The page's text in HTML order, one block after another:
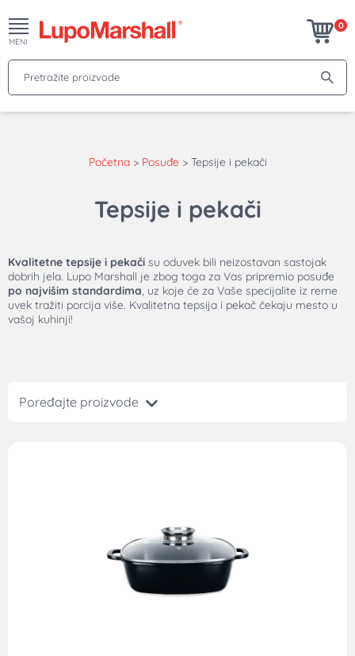
MENI
0
Pretražite proizvode
Početna > Posuđe > Tepsije i pekači
Tepsije i pekači
Kvalitetne tepsije i pekači su oduvek bili neizostavan sastojak
dobrih jela. Lupo Marshall je zbog toga za Vas pripremio posuđe
po najvišim standardima, uz koje će za Vaše specijalite iz rerne
uvek tražiti porcija više. Kvalitetna tepsija i pekač čekaju mesto u
vašoj kuhinji!
Poređajte proizvode